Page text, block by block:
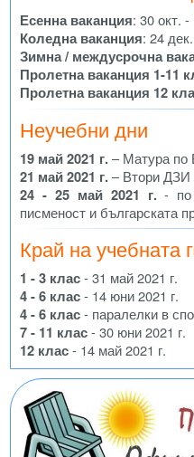
Есенна ваканция: 30 окт. -
Коледна ваканция: 24
Зимна / междусрочна
Пролетна ваканция 1-11
Пролетна ваканция 12
Неучебни дни
19 май 2021 г.– Матура по
21 май 2021 г.– Втори ДЗИ
24 - 25 май 2021 г.- по
писменост и българската
Край на учебната
1 - 3 клас- 31 май 2021 г.
4 - 6 клас- 14 юни 2021 г.
4 - 6 клас- паралелки в
7 - 11 клас- 30 юни 2021 г.
12 клас- 14 май 2021 г.